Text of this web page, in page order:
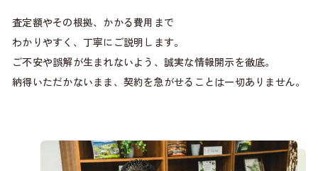
査定額やその根拠、かかる費用まで
わかりやすく、丁寧にご説明します。
ご不安や誤解が生まれないよう、誠実な情報開示を徹底。
納得いただかないまま、契約を急がせることは一切ありません。